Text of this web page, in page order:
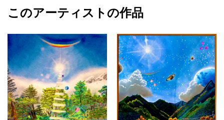
作品状態
目立った傷や汚れなし：よく見ないとわから
カラー
オレンジ
青
黄色
ジャンル
風景画
配送目安
二週間以内
作品保護のためアクリルボードを被しております。額縁・アクリ
ルボードに小さい傷があり。
いろうど
このアーティストの作品